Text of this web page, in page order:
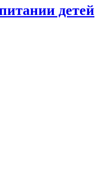
детей